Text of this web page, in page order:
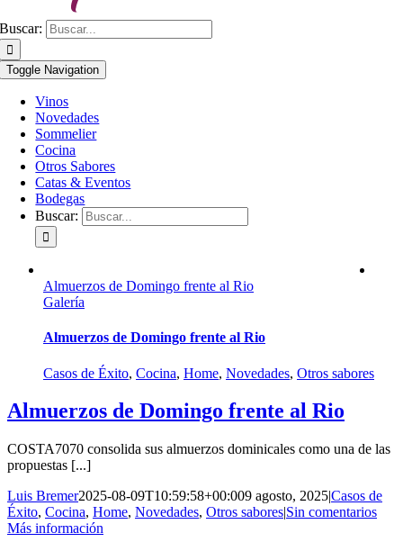
Buscar:
Toggle Navigation
Vinos
Novedades
Sommelier
Cocina
Otros Sabores
Catas & Eventos
Bodegas
Buscar:
Almuerzos de Domingo frente al Rio
Galería
Almuerzos de Domingo frente al Rio
Casos de Éxito, Cocina, Home, Novedades, Otros sabores
Almuerzos de Domingo frente al Rio
COSTA7070 consolida sus almuerzos dominicales como una de las
propuestas [...]
Luis Bremer2025-08-09T10:59:58+00:009 agosto, 2025|Casos de
Éxito, Cocina, Home, Novedades, Otros sabores|Sin comentarios
Más información